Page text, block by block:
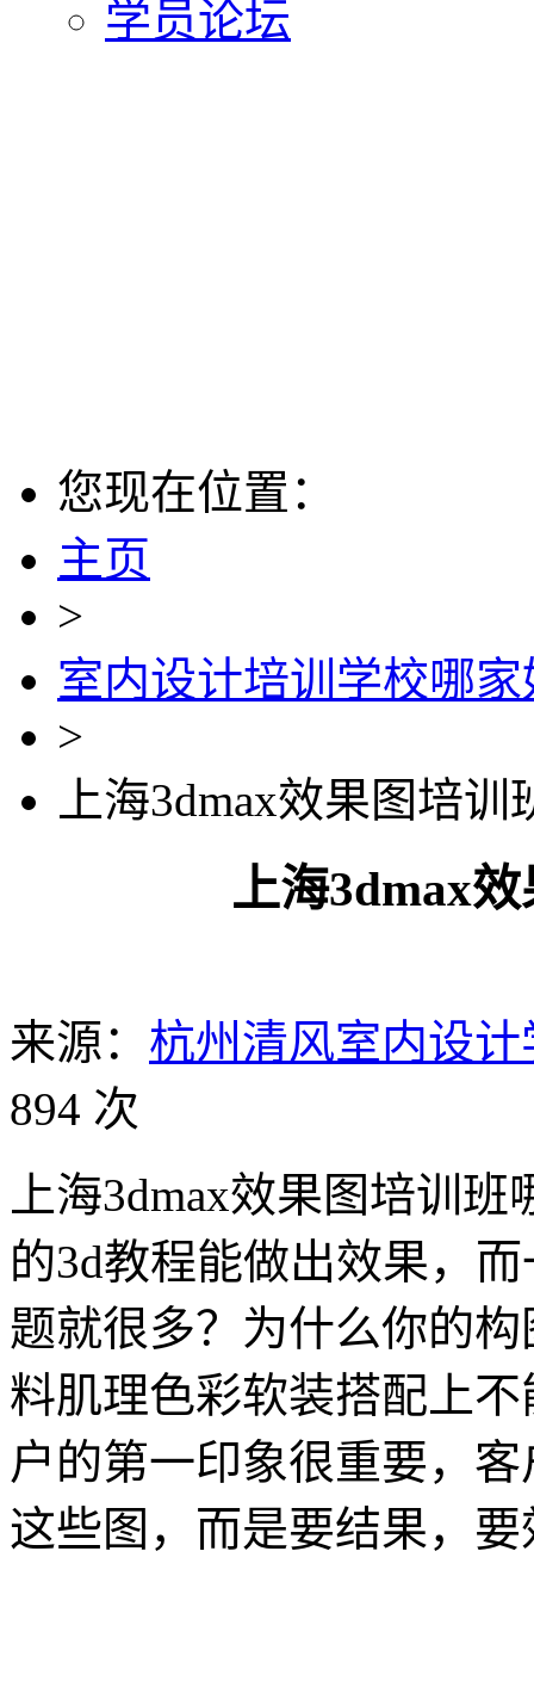
学员论坛
您现在位置：
主页
>
室内设计培训学校哪家
>
上海3dmax效果图培训
上海3dmax
来源： 杭州清风室内设计
894 次
上海3dmax效果图培训
的3d教程能做出效果，
题就很多？为什么你的
料肌理色彩软装搭配上
户的第一印象很重要，
这些图，而是要结果，要